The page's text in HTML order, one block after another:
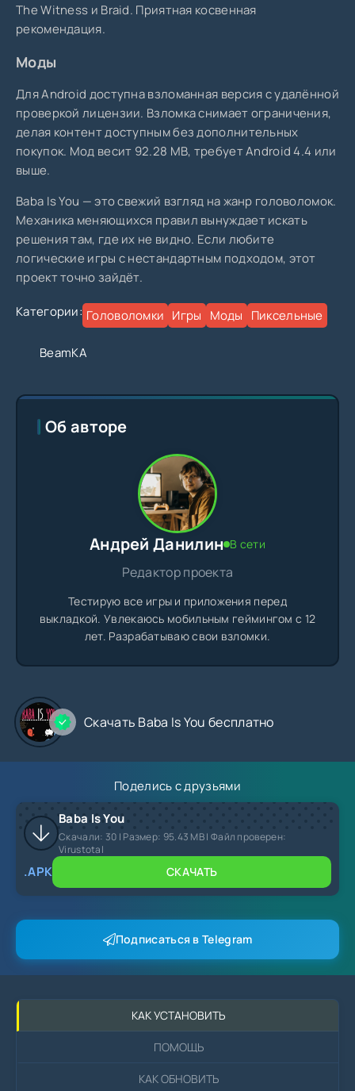
The Witness и Braid. Приятная косвенная
рекомендация.
Моды
Для Android доступна взломанная версия с удалённой
проверкой лицензии. Взломка снимает ограничения,
делая контент доступным без дополнительных
покупок. Мод весит 92.28 MB, требует Android 4.4 или
выше.
Baba Is You — это свежий взгляд на жанр головоломок.
Механика меняющихся правил вынуждает искать
решения там, где их не видно. Если любите
логические игры с нестандартным подходом, этот
проект точно зайдёт.
Категории: Головоломки Игры Моды Пиксельные
BeamKA
Об авторе
Андрей Данилин В сети
Редактор проекта
Тестирую все игры и приложения перед
выкладкой. Увлекаюсь мобильным геймингом с 12
лет. Разрабатываю свои взломки.
Скачать Baba Is You бесплатно
Поделись с друзьями
Baba Is You
Скачали: 30 | Размер: 95.43 MB | Файл проверен:
Virustotal
.APK СКАЧАТЬ
Подписаться в Telegram
КАК УСТАНОВИТЬ
ПОМОЩЬ
КАК ОБНОВИТЬ